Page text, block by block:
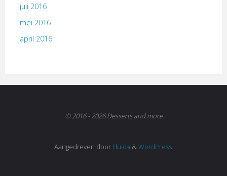
juli 2016
mei 2016
april 2016
© 2016 - 2026 Desserts and more
Aangedreven doorFluida &WordPress.